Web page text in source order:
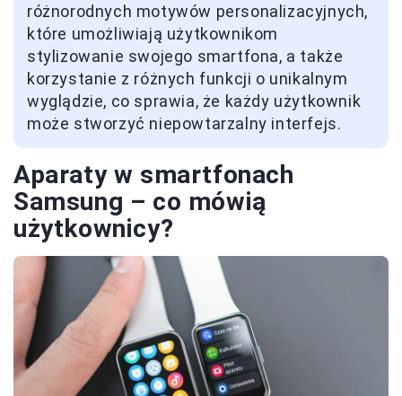
różnorodnych motywów personalizacyjnych,
które umożliwiają użytkownikom
stylizowanie swojego smartfona, a także
korzystanie z różnych funkcji o unikalnym
wyglądzie, co sprawia, że każdy użytkownik
może stworzyć niepowtarzalny interfejs.
Aparaty w smartfonach
Samsung – co mówią
użytkownicy?